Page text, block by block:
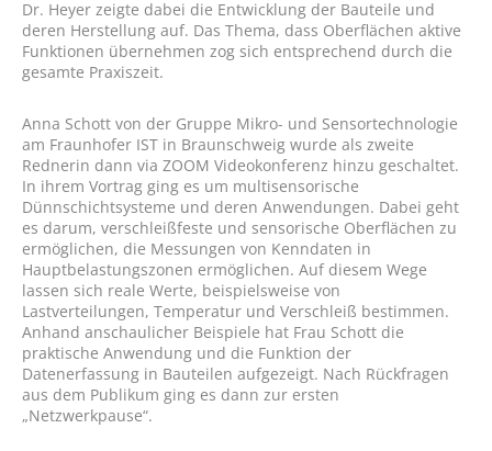
Dr. Heyer zeigte dabei die Entwicklung der Bauteile und
deren Herstellung auf. Das Thema, dass Oberflächen aktive
Funktionen übernehmen zog sich entsprechend durch die
gesamte Praxiszeit.
Anna Schott von der Gruppe Mikro- und Sensortechnologie
am Fraunhofer IST in Braunschweig wurde als zweite
Rednerin dann via ZOOM Videokonferenz hinzu geschaltet.
In ihrem Vortrag ging es um multisensorische
Dünnschichtsysteme und deren Anwendungen. Dabei geht
es darum, verschleißfeste und sensorische Oberflächen zu
ermöglichen, die Messungen von Kenndaten in
Hauptbelastungszonen ermöglichen. Auf diesem Wege
lassen sich reale Werte, beispielsweise von
Lastverteilungen, Temperatur und Verschleiß bestimmen.
Anhand anschaulicher Beispiele hat Frau Schott die
praktische Anwendung und die Funktion der
Datenerfassung in Bauteilen aufgezeigt. Nach Rückfragen
aus dem Publikum ging es dann zur ersten
„Netzwerkpause“.